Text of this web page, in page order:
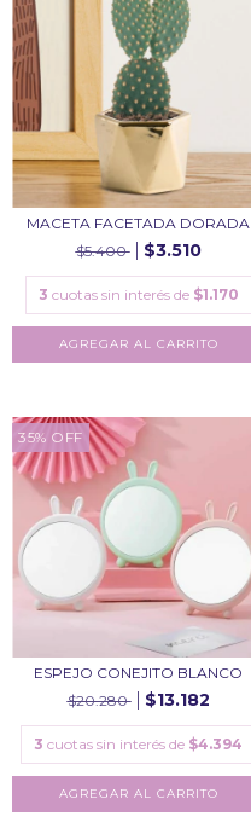
MACETA FACETADA DORADA
$5.400
$3.510
3 cuotas sin interés de $1.170
35% OFF
ESPEJO CONEJITO BLANCO
$20.280
$13.182
3 cuotas sin interés de $4.394